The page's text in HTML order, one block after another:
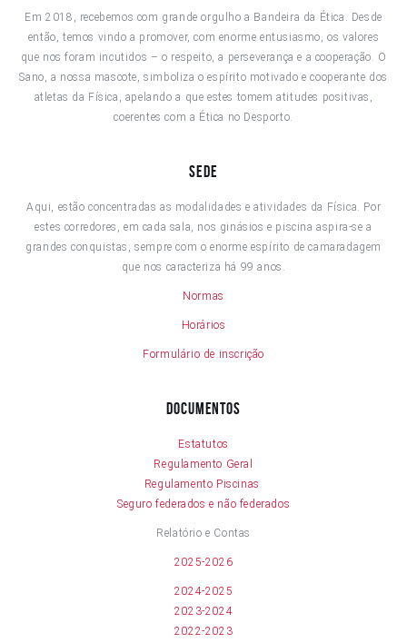
Em 2018, recebemos com grande orgulho a Bandeira da Ética. Desde
então, temos vindo a promover, com enorme entusiasmo, os valores
que nos foram incutidos – o respeito, a perseverança e a cooperação. O
Sano, a nossa mascote, simboliza o espírito motivado e cooperante dos
atletas da Física, apelando a que estes tomem atitudes positivas,
coerentes com a Ética no Desporto.
Sede
Aqui, estão concentradas as modalidades e atividades da Física. Por
estes corredores, em cada sala, nos ginásios e piscina aspira-se a
grandes conquistas, sempre com o enorme espírito de camaradagem
que nos caracteriza há 99 anos.
Normas
Horários
Formulário de inscrição
Documentos
Estatutos
Regulamento Geral
Regulamento Piscinas
Seguro federados e não federados
Relatório e Contas
2025-2026
2024-2025
2023-2024
2022-2023